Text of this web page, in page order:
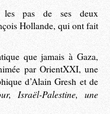
les pas de ses deux
Hollande, qui ont fait
que jamais à Gaza,
par OrientXXI, une
d’Alain Gresh et de
Israël-Palestine, une